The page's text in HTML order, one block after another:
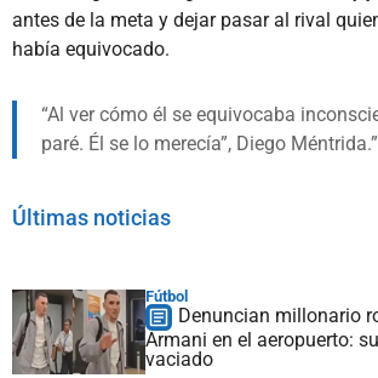
antes de la meta y dejar pasar al rival
había equivocado.
Al ver cómo él se equivocaba
paré. Él se lo merecía”, Diego Méntrida.
Últimas noticias
Fútbol
Denuncian millonario
Armani en el aeropuerto:
vaciado